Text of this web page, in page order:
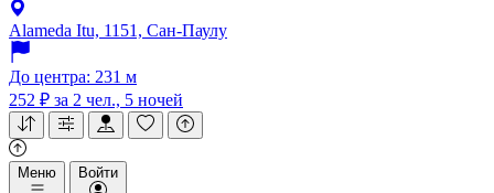
Alameda Itu, 1151, Сан-Паулу
До центра: 231 м
252 ₽ за 2 чел., 5 ночей
Меню Войти